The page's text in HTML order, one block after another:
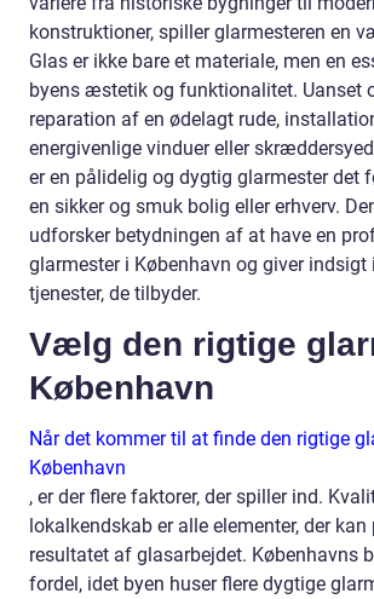
konstruktioner, spiller glarmesteren en
Glas er ikke bare et materiale, men en
byens æstetik og funktionalitet. Uanset
reparation af en ødelagt rude,
energivenlige vinduer eller
er en pålidelig og dygtig glarmester det
en sikker og smuk bolig eller erhverv.
udforsker betydningen af at have en
glarmester i København og giver indsigt
tjenester, de tilbyder.
Vælg den rigtige
København
Når det kommer til at finde den rigtige
København
, er der flere faktorer, der spiller ind.
lokalkendskab er alle elementer, der kan
resultatet af glasarbejdet. Københavns
fordel, idet byen huser flere dygtige